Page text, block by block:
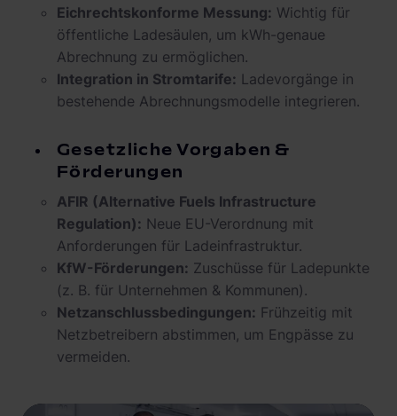
Eichrechtskonforme Messung: Wichtig für
öffentliche Ladesäulen, um kWh-genaue
Abrechnung zu ermöglichen.
Integration in Stromtarife: Ladevorgänge in
bestehende Abrechnungsmodelle integrieren.
Gesetzliche Vorgaben &
Förderungen
AFIR (Alternative Fuels Infrastructure
Regulation): Neue EU-Verordnung mit
Anforderungen für Ladeinfrastruktur.
KfW-Förderungen: Zuschüsse für Ladepunkte
(z. B. für Unternehmen & Kommunen).
Netzanschlussbedingungen: Frühzeitig mit
Netzbetreibern abstimmen, um Engpässe zu
vermeiden.